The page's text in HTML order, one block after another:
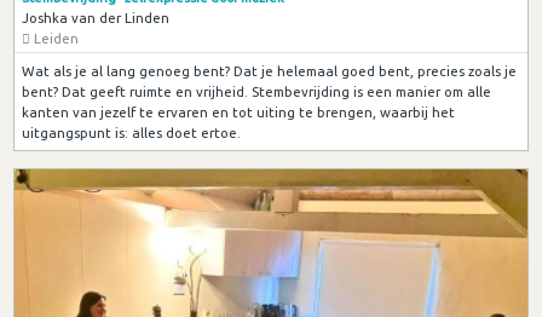
Joshka van der Linden
Leiden
Wat als je al lang genoeg bent? Dat je helemaal goed bent, precies zoals je
bent? Dat geeft ruimte en vrijheid. Stembevrijding is een manier om alle
kanten van jezelf te ervaren en tot uiting te brengen, waarbij het
uitgangspunt is: alles doet ertoe.